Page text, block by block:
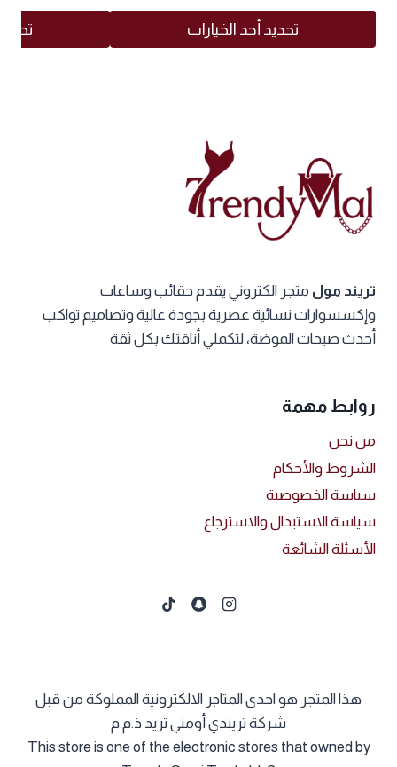
تحديد أحد الخيارات
المنتج.
يمكن
على
صفحة
المنتج
على
صفحة
المنتج
تريند مول متجر الكتروني يقدم حقائب وساعات
وإكسسوارات نسائية عصرية بجودة عالية وتصاميم تواكب
أحدث صيحات الموضة، لتكملي أناقتك بكل ثقة
روابط مهمة
من نحن
الشروط والأحكام
سياسة الخصوصية
سياسة الاستبدال والاسترجاع
الأسئلة الشائعة
هذا المتجر هو احدى المتاجر الالكترونية المملوكة من قبل
شركة تريندي أومني تريد ذ.م.م
This store is one of the electronic stores that owned by